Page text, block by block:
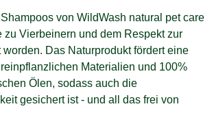
von WildWash natural pet care
zu Vierbeinern und dem Respekt zur
Das Naturprodukt fördert eine
Materialien und 100%
Ölen, sodass auch die
gesichert ist - und all das frei von